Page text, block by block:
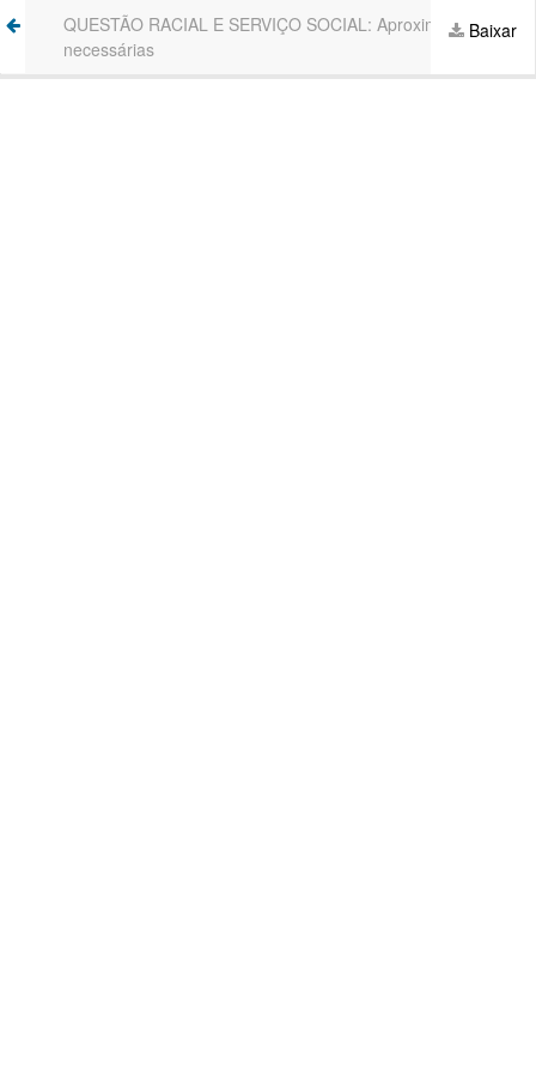
aos
Detalhes
do
QUESTÃO RACIAL E SERVIÇO SOCIAL: Aproximações
necessárias
Baixar